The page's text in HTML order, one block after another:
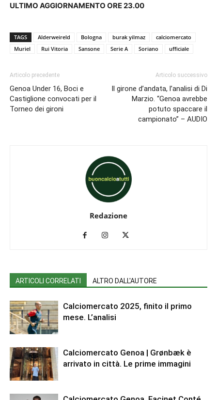
ULTIMO AGGIORNAMENTO ORE 23.00
TAGS Alderweireld Bologna burak yilmaz
calciomercato
Muriel
Rui Vitoria Sansone Serie A Soriano ufficiale
Articolo precedente
Genoa Under 16, Boci e
Castiglione convocati per il
Torneo dei gironi
Articolo successivo
Il girone d’andata, l’analisi di Di
Marzio. “Genoa avrebbe
potuto spaccare il
campionato” – AUDIO
Redazione
ARTICOLI CORRELATI ALTRO DALL'AUTORE
Calciomercato 2025, finito il primo
mese. L’analisi
Calciomercato Genoa | Grønbæk è
arrivato in città. Le prime immagini